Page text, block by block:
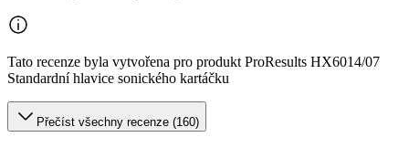
Tato recenze byla vytvořena pro produkt ProResults HX6014/07
Standardní hlavice sonického kartáčku
Přečíst všechny recenze (160)